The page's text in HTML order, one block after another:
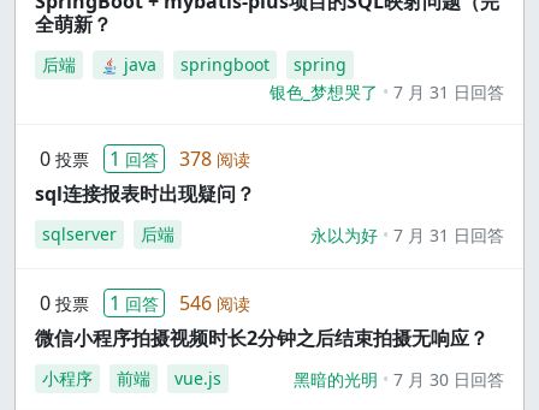
全萌新？
后端 java springboot
spring
银色_梦想哭了
7 月 31 日回答
0 投票 1 回答 378 阅读
sql连接报表时出现疑问？
sqlserver 后端 永以为好 7 月 31 日回答
0 投票 1 回答 546 阅读
微信小程序拍摄视频时长2分钟之后结束拍摄无响应？
小程序 前端 vue.js 黑暗的光明 7 月 30 日回答